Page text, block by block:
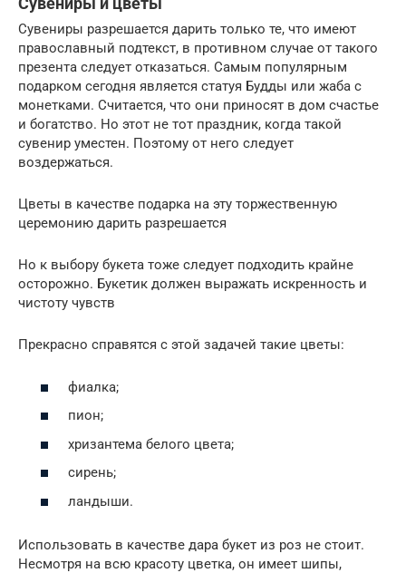
Сувениры разрешается дарить только те, что имеют
православный подтекст, в противном случае от такого
презента следует отказаться. Самым популярным
подарком сегодня является статуя Будды или жаба с
монетками. Считается, что они приносят в дом счастье
и богатство. Но этот не тот праздник, когда такой
сувенир уместен. Поэтому от него следует
воздержаться.
Цветы в качестве подарка на эту торжественную
церемонию дарить разрешается
Но к выбору букета тоже следует подходить крайне
осторожно. Букетик должен выражать искренность и
чистоту чувств
Прекрасно справятся с этой задачей такие цветы:
фиалка;
пион;
хризантема белого цвета;
сирень;
ландыши.
Использовать в качестве дара букет из роз не стоит.
Несмотря на всю красоту цветка, он имеет шипы,